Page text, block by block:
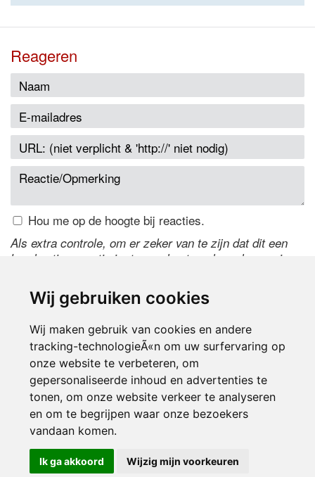
Wij gebruiken cookies
Wij maken gebruik van cookies en andere
tracking-technologieÃ«n om uw surfervaring op
onze website te verbeteren, om
gepersonaliseerde inhoud en advertenties te
tonen, om onze website verkeer te analyseren
en om te begrijpen waar onze bezoekers
vandaan komen.
Ik ga akkoord Wijzig mijn voorkeuren
Reageren
Hou me op de hoogte bij reacties.
Als extra controle, om er zeker van te zijn dat dit een
handmatige reactie is, typ onderstaande code over in
de code te wijzigen.
© 2000-2026 UFE Media:Managersonline.nl|Brisk magazine